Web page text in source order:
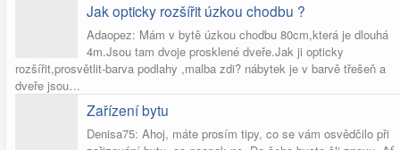
Jak opticky rozšířit úzkou chodbu ?
Adaopez: Mám v bytě úzkou chodbu 80cm,která je dlouhá
4m.Jsou tam dvoje prosklené dveře.Jak ji opticky
rozšířit,prosvětlit-barva podlahy ,malba zdi? nábytek je v barvě třešeň a
dveře jsou…
Zařízení bytu
Denisa75: Ahoj, máte prosím tipy, co se vám osvědčilo při